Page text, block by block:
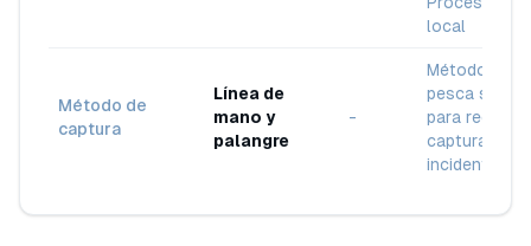
local
Método de
captura
Línea de
mano y
palangre
-
Métodos de
pesca
para reducir
captura
incidental